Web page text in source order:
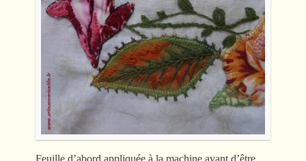
Feuille d’abord appliquée à la machine avant d’être